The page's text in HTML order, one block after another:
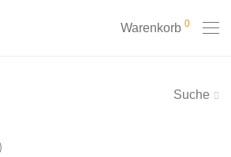
Warenkorb 0
Suche